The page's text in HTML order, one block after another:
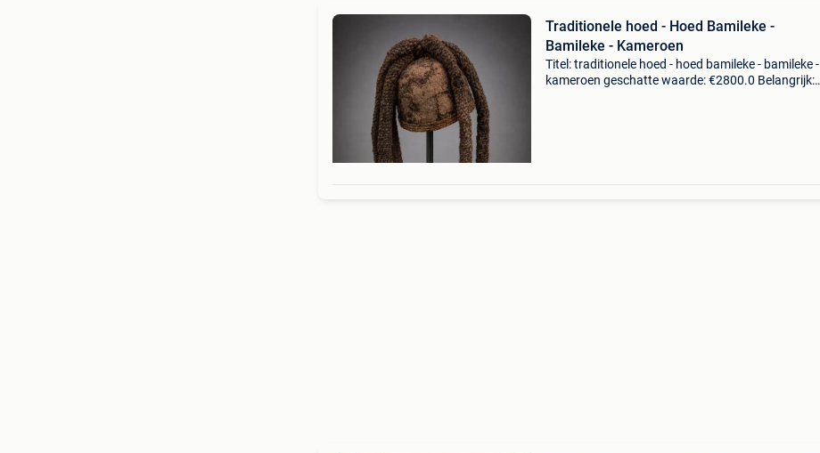
Traditionele hoed - Hoed Bamileke -
Bamileke - Kameroen
Titel: traditionele hoed - hoed bamileke - bamileke -
kameroen geschatte waarde: €2800.0 Belangrijk: